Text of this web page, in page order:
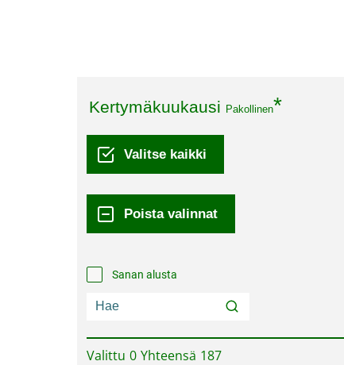
Kertymäkuukausi Pakollinen
Sanan alusta
Valittu 0 Yhteensä 187